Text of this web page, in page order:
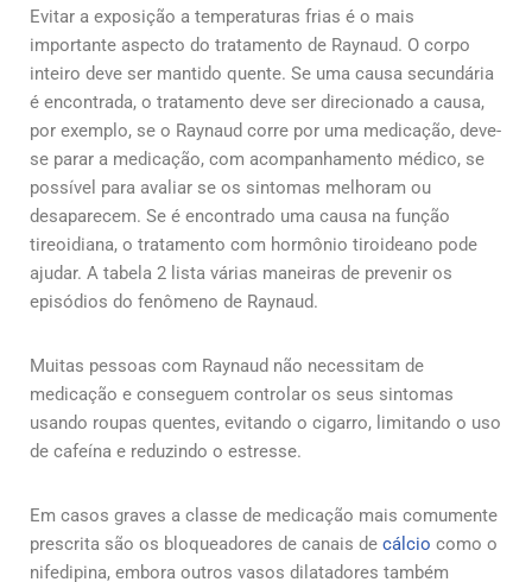
Evitar a exposição a temperaturas frias é o mais
importante aspecto do tratamento de Raynaud. O corpo
inteiro deve ser mantido quente. Se uma causa secundária
é encontrada, o tratamento deve ser direcionado a causa,
por exemplo, se o Raynaud corre por uma medicação, deve-
se parar a medicação, com acompanhamento médico, se
possível para avaliar se os sintomas melhoram ou
desaparecem. Se é encontrado uma causa na função
tireoidiana, o tratamento com hormônio tiroideano pode
ajudar. A tabela 2 lista várias maneiras de prevenir os
episódios do fenômeno de Raynaud.
Muitas pessoas com Raynaud não necessitam de
medicação e conseguem controlar os seus sintomas
usando roupas quentes, evitando o cigarro, limitando o uso
de cafeína e reduzindo o estresse.
Em casos graves a classe de medicação mais comumente
prescrita são os bloqueadores de canais de cálcio como o
nifedipina, embora outros vasos dilatadores também